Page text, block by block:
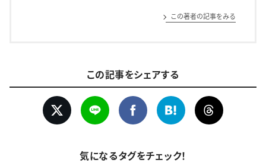
この著者の記事をみる
この記事をシェアする
気になるタグをチェック！